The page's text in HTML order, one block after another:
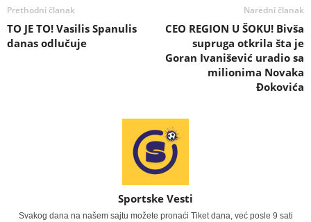
Prethodni članak
TO JE TO! Vasilis Spanulis
danas odlučuje
Naredni članak
CEO REGION U ŠOKU! Bivša
supruga otkrila šta je
Goran Ivanišević uradio sa
milionima Novaka
Đokovića
Sportske Vesti
Svakog dana na našem sajtu možete pronaći Tiket dana, već posle 9 sati